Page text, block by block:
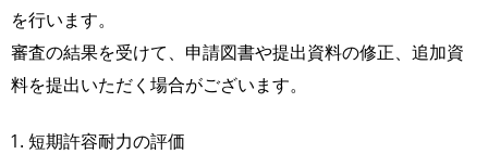
を行います。
審査の結果を受けて、申請図書や提出資料の修正、追加資
料を提出いただく場合がございます。
短期許容耐力の評価